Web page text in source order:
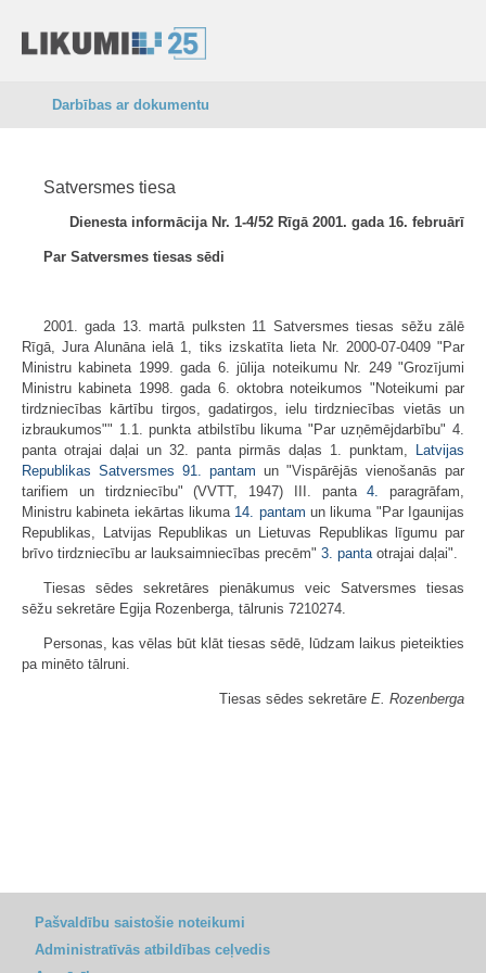
Darbības ar dokumentu
Satversmes tiesa
Dienesta informācija Nr. 1-4/52 Rīgā 2001. gada 16. februārī
Par Satversmes tiesas sēdi
2001. gada 13. martā pulksten 11 Satversmes tiesas sēžu zālē
Rīgā, Jura Alunāna ielā 1, tiks izskatīta lieta Nr. 2000-07-0409 "Par
Ministru kabineta 1999. gada 6. jūlija noteikumu Nr. 249 "Grozījumi
Ministru kabineta 1998. gada 6. oktobra noteikumos "Noteikumi par
tirdzniecības kārtību tirgos, gadatirgos, ielu tirdzniecības vietās un
izbraukumos"" 1.1. punkta atbilstību likuma "Par uzņēmējdarbību" 4.
panta otrajai daļai un 32. panta pirmās daļas 1. punktam,
Latvijas
Republikas Satversmes 91. pantam un "Vispārējās vienošanās par
tarifiem un tirdzniecību" (VVTT, 1947) III. panta4. paragrāfam,
Ministru kabineta iekārtas likuma 14. pantam un likuma "Par Igaunijas
Republikas, Latvijas Republikas un Lietuvas Republikas līgumu par
brīvo tirdzniecību ar lauksaimniecības precēm" 3. pantaotrajai daļai".
Tiesas sēdes sekretāres pienākumus veic Satversmes tiesas
sēžu sekretāre Egija Rozenberga, tālrunis 7210274.
Personas, kas vēlas būt klāt tiesas sēdē, lūdzam laikus pieteikties
pa minēto tālruni.
Tiesas sēdes sekretāre E. Rozenberga
Pašvaldību saistošie noteikumi
Administratīvās atbildības ceļvedis